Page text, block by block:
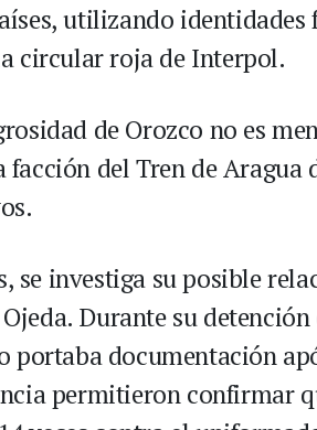
utilizando identidades
circular roja de Interpol.
de Orozco no es
facción del Tren de
se investiga su posible
Durante su
portaba documentación
permitieron confirmar